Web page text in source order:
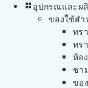
อุปกรณและผ
ของใช้สำ
ทร
ทร
ห้อ
ชา
ขอ